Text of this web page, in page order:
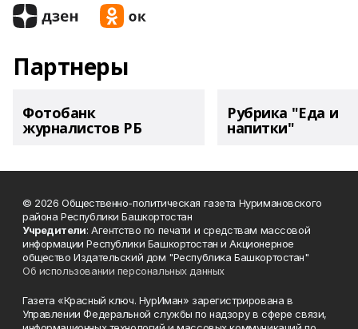
Партнеры
Фотобанк
журналистов РБ
Рубрика "Еда и
напитки"
© 2026 Общественно-политическая газета Нуримановского
района Республики Башкортостан
Учредители: Агентство по печати и средствам массовой
информации Республики Башкортостан и Акционерное
общество Издательский дом "Республика Башкортостан"
Об использовании персональных данных
Газета «Красный ключ. НурИман» зарегистрирована в
Управлении Федеральной службы по надзору в сфере связи,